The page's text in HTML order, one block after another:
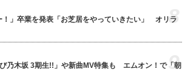
！」卒業を発表「お芝居をやっていきたい」 オリラ
8
乃木坂 3期生!!」や新曲MV特集も エムオン！で「朝
9